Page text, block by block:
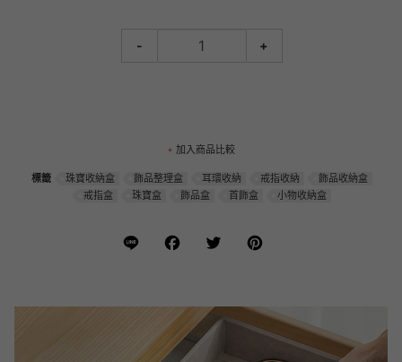
- +
加入商品比較
標籤 珠寶收納盒 飾品整理盒 耳環收納 戒指收納
飾品收納盒
戒指盒
珠寶盒 飾品盒 首飾盒 小物收納盒
Line FacebookTwitter